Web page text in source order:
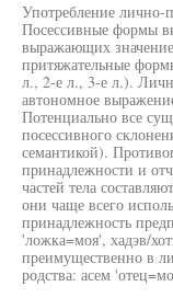
Употребление лично-
Посессивные формы
выражающих
притяжательные
л., 2-е л., 3-е л.).
автономное
Потенциально все
посессивного
семантикой).
принадлежности и
частей тела
они чаще всего
принадлежность
'ложка=моя', хадэв/
преимущественно в
родства: асем